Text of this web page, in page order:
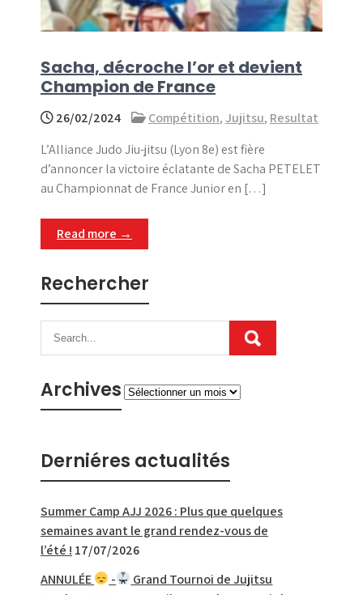
Sacha, décroche l’or et devient
Champion de France
26/02/2024 Compétition, Jujitsu, Resultat
L’Alliance Judo Jiu-jitsu (Lyon 8e) est fière
d’annoncer la victoire éclatante de Sacha PETELET
au Championnat de France Junior en […]
Read more →
Rechercher
ArchivesArchives
Derniéres actualités
Summer Camp AJJ 2026 : Plus que quelques
semaines avant le grand rendez-vous de
l’été ! 17/07/2026
ANNULÉE
-
Grand Tournoi de Jujitsu